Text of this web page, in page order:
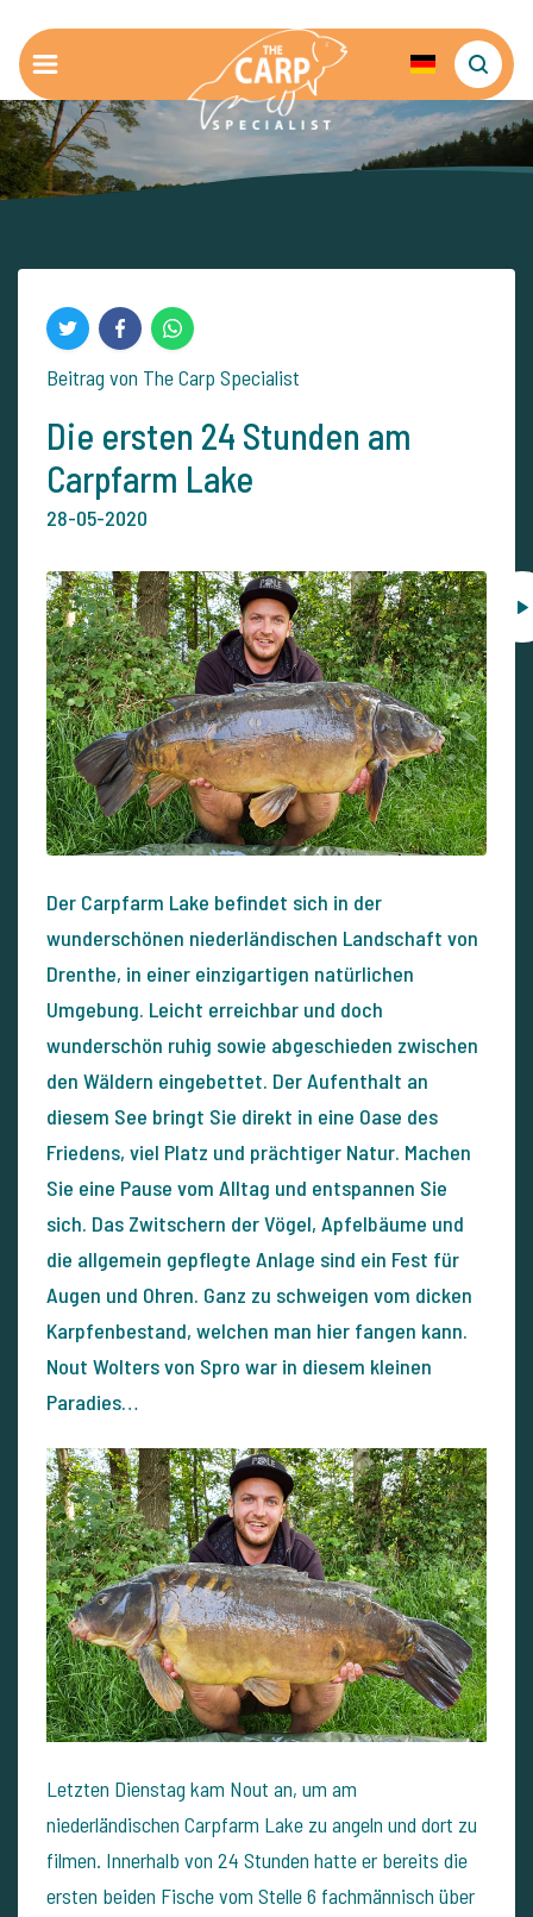
Beitrag von The Carp Specialist
Die ersten 24 Stunden am
Carpfarm Lake
28-05-2020
Der Carpfarm Lake befindet sich in der
wunderschönen niederländischen Landschaft von
Drenthe, in einer einzigartigen natürlichen
Umgebung. Leicht erreichbar und doch
wunderschön ruhig sowie abgeschieden zwischen
den Wäldern eingebettet. Der Aufenthalt an
diesem See bringt Sie direkt in eine Oase des
Friedens, viel Platz und prächtiger Natur. Machen
Sie eine Pause vom Alltag und entspannen Sie
sich. Das Zwitschern der Vögel, Apfelbäume und
die allgemein gepflegte Anlage sind ein Fest für
Augen und Ohren. Ganz zu schweigen vom dicken
Karpfenbestand, welchen man hier fangen kann.
Nout Wolters von Spro war in diesem kleinen
Paradies…
Letzten Dienstag kam Nout an, um am
niederländischen Carpfarm Lake zu angeln und dort zu
filmen. Innerhalb von 24 Stunden hatte er bereits die
ersten beiden Fische vom Stelle 6 fachmännisch über